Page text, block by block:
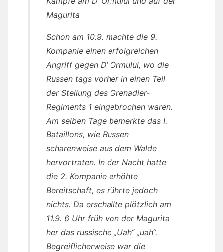
Magurita
Schon am 10.9. machte die 9.
Kompanie einen erfolgreichen
Angriff gegen D‘ Ormului, wo die
Russen tags vorher in einen Teil
der Stellung des Grenadier-
Regiments 1 eingebrochen waren.
Am selben Tage bemerkte das I.
Bataillons, wie Russen
scharenweise aus dem Walde
hervortraten. In der Nacht hatte
die 2. Kompanie erhöhte
Bereitschaft, es rührte jedoch
nichts. Da erschallte plötzlich am
11.9. 6 Uhr früh von der Magurita
her das russische „Uah“ „uah“.
Begreiflicherweise war die